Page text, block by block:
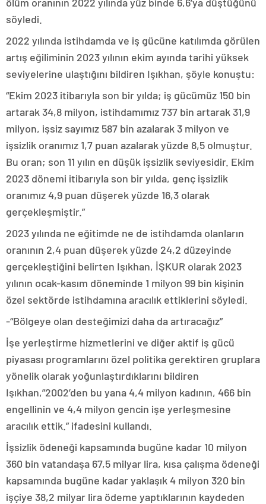
söyledi.
2022 yılında istihdamda ve iş gücüne katılımda görülen
artış eğiliminin 2023 yılının ekim ayında tarihi yüksek
seviyelerine ulaştığını bildiren Işıkhan, şöyle konuştu:
“Ekim 2023 itibarıyla son bir yılda; iş gücümüz 150 bin
artarak 34,8 milyon, istihdamımız 737 bin artarak 31,9
milyon, işsiz sayımız 587 bin azalarak 3 milyon ve
işsizlik oranımız 1,7 puan azalarak yüzde 8,5 olmuştur.
Bu oran; son 11 yılın en düşük işsizlik seviyesidir. Ekim
2023 dönemi itibarıyla son bir yılda, genç işsizlik
oranımız 4,9 puan düşerek yüzde 16,3 olarak
gerçekleşmiştir.”
2023 yılında ne eğitimde ne de istihdamda olanların
oranının 2,4 puan düşerek yüzde 24,2 düzeyinde
gerçekleştiğini belirten Işıkhan, İŞKUR olarak 2023
yılının ocak-kasım döneminde 1 milyon 99 bin kişinin
özel sektörde istihdamına aracılık ettiklerini söyledi.
-“Bölgeye olan desteğimizi daha da artıracağız”
İşe yerleştirme hizmetlerini ve diğer aktif iş gücü
piyasası programlarını özel politika gerektiren gruplara
yönelik olarak yoğunlaştırdıklarını bildiren
Işıkhan,”2002’den bu yana 4,4 milyon kadının, 466 bin
engellinin ve 4,4 milyon gencin işe yerleşmesine
aracılık ettik.” ifadesini kullandı.
İşsizlik ödeneği kapsamında bugüne kadar 10 milyon
360 bin vatandaşa 67,5 milyar lira, kısa çalışma ödeneği
kapsamında bugüne kadar yaklaşık 4 milyon 320 bin
işçiye 38,2 milyar lira ödeme yaptıklarının kaydeden